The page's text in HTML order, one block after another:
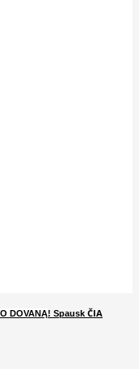
DOVANĄ! Spausk ČIA